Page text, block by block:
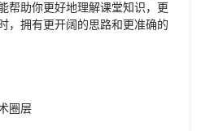
帮助你更好地理解课堂知识，更
，拥有更开阔的思路和更准确的
圈层